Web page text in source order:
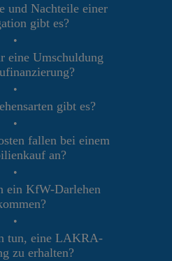
und Nachteile einer
gibt es?
•
eine Umschuldung
•
gibt es?
•
fallen bei einem
an?
•
ein KfW-Darlehen
•
tun, eine LAKRA-
zu erhalten?